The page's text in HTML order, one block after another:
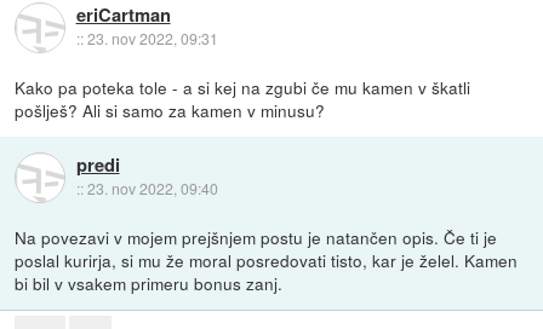
eriCartman
::23. nov 2022, 09:31
Kako pa poteka tole - a si kej na zgubi če mu kamen v škatli
pošlješ? Ali si samo za kamen v minusu?
predi
::23. nov 2022, 09:40
Na povezavi v mojem prejšnjem postu je natančen opis. Če ti je
poslal kurirja, si mu že moral posredovati tisto, kar je želel. Kamen
bi bil v vsakem primeru bonus zanj.